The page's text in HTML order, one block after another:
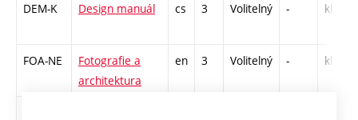
DEM-K Design manuál cs 3 Volitelný - kl
FOA-NE
Fotografie a
architektura
en 3 Volitelný - kl